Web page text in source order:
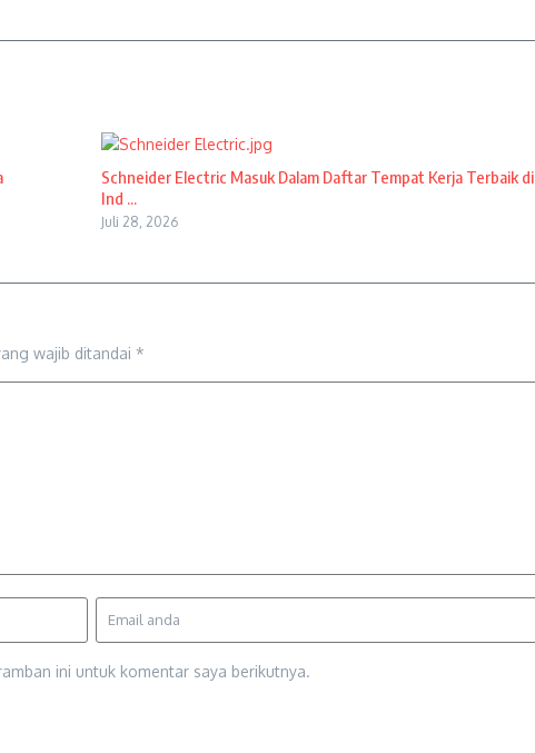
Schneider Electric Masuk Dalam Daftar Tempat Kerja Terbaik di
Ind ...
Juli 28, 2026
wajib ditandai *
ini untuk komentar saya berikutnya.